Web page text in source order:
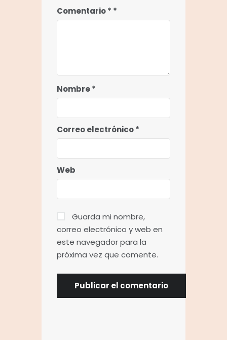
Comentario*
Nombre*
Correo electrónico*
Web
Guarda mi nombre,
correo electrónico y web en
este navegador para la
próxima vez que comente.